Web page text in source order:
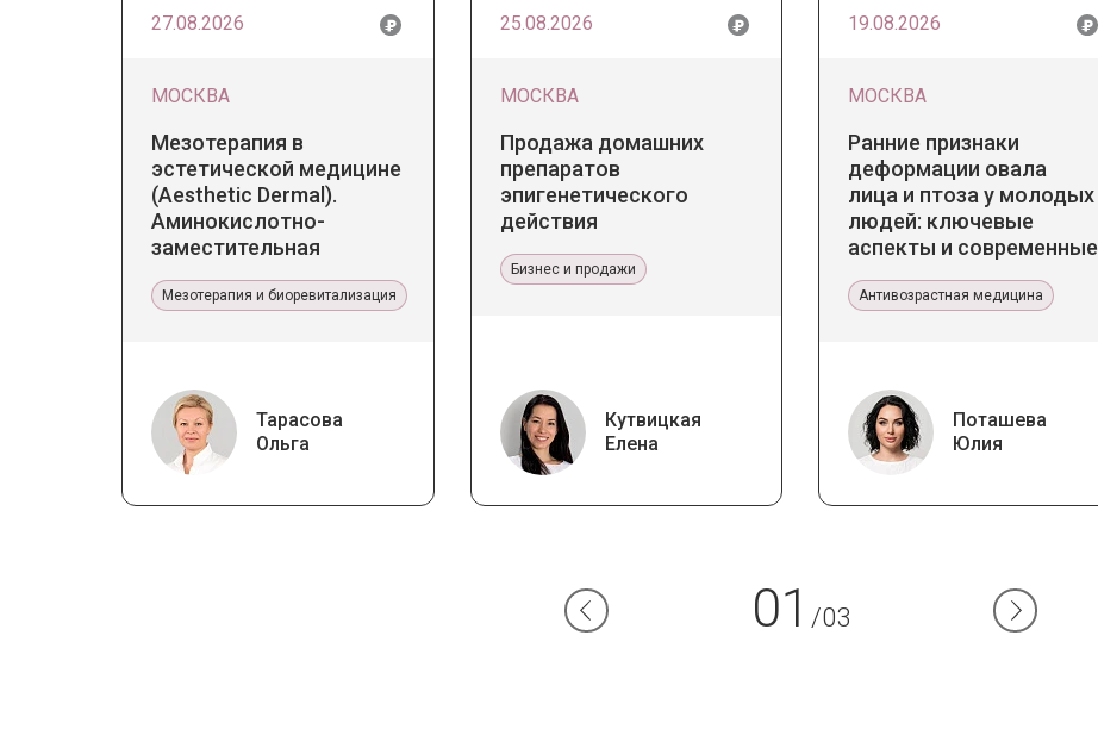
27.08.2026
МОСКВА
Мезотерапия в
эстетической медицине
(Aesthetic Dermal).
Аминокислотно-
заместительная
Мезотерапия и биоревитализация
Тарасова
Ольга
25.08.2026
МОСКВА
Продажа домашних
препаратов
эпигенетического
действия
Бизнес и продажи
Кутвицкая
Елена
19.08.2026
МОСКВА
Ранние признаки
деформации овала
лица и птоза у молодых
людей: ключевые
аспекты и современные
Антивозрастная медицина
Поташева
Юлия
01 /03